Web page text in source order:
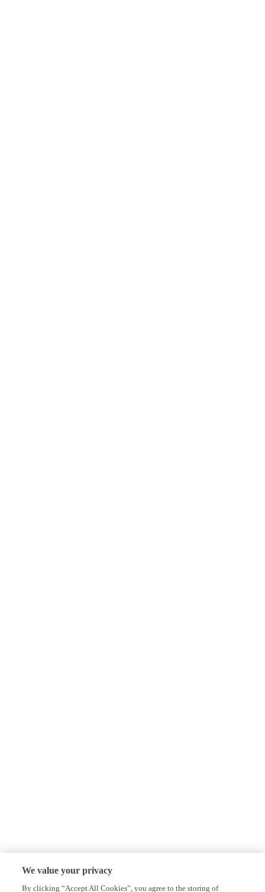
We value your privacy
By clicking “Accept All Cookies”, you agree to the storing of